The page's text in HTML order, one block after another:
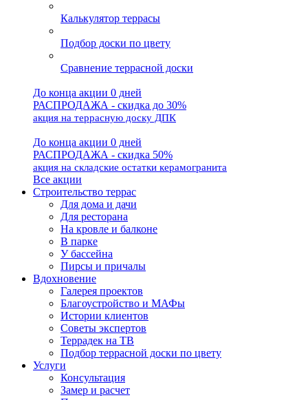
Калькулятор террасы
Подбор доски по цвету
Сравнение террасной доски
До конца акции 0 дней
РАСПРОДАЖА - скидка до 30%
акция на террасную доску ДПК
До конца акции 0 дней
РАСПРОДАЖА - скидка 50%
акция на складские остатки керамогранита
Все акции
Строительство террас
Для дома и дачи
Для ресторана
На кровле и балконе
В парке
У бассейна
Пирсы и причалы
Вдохновение
Галерея проектов
Благоустройство и МАФы
Истории клиентов
Советы экспертов
Террадек на ТВ
Подбор террасной доски по цвету
Услуги
Консультация
Замер и расчет